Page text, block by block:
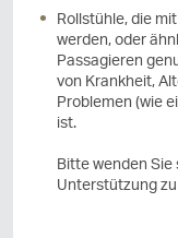
Rollstühle, die
werden, oder
Passagieren
von Krankheit,
Problemen (wie
ist.
Bitte wenden Sie
Unterstützung